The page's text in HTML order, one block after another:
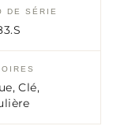
DE SÉRIE
Clé,